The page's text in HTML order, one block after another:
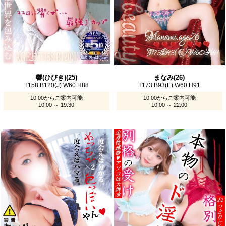
響(ひびき)(25)
T158 B120(J) W60 H88
10:00からご案内可能
10:00 ～ 19:30
まなみ(26)
T173 B93(E) W60 H91
10:00からご案内可能
10:00 ～ 22:00